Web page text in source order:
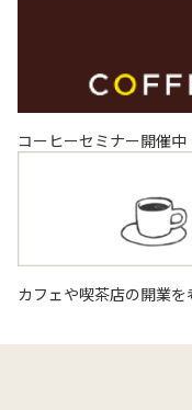
コーヒーセミナー開催中
カフェや喫茶店の開業を